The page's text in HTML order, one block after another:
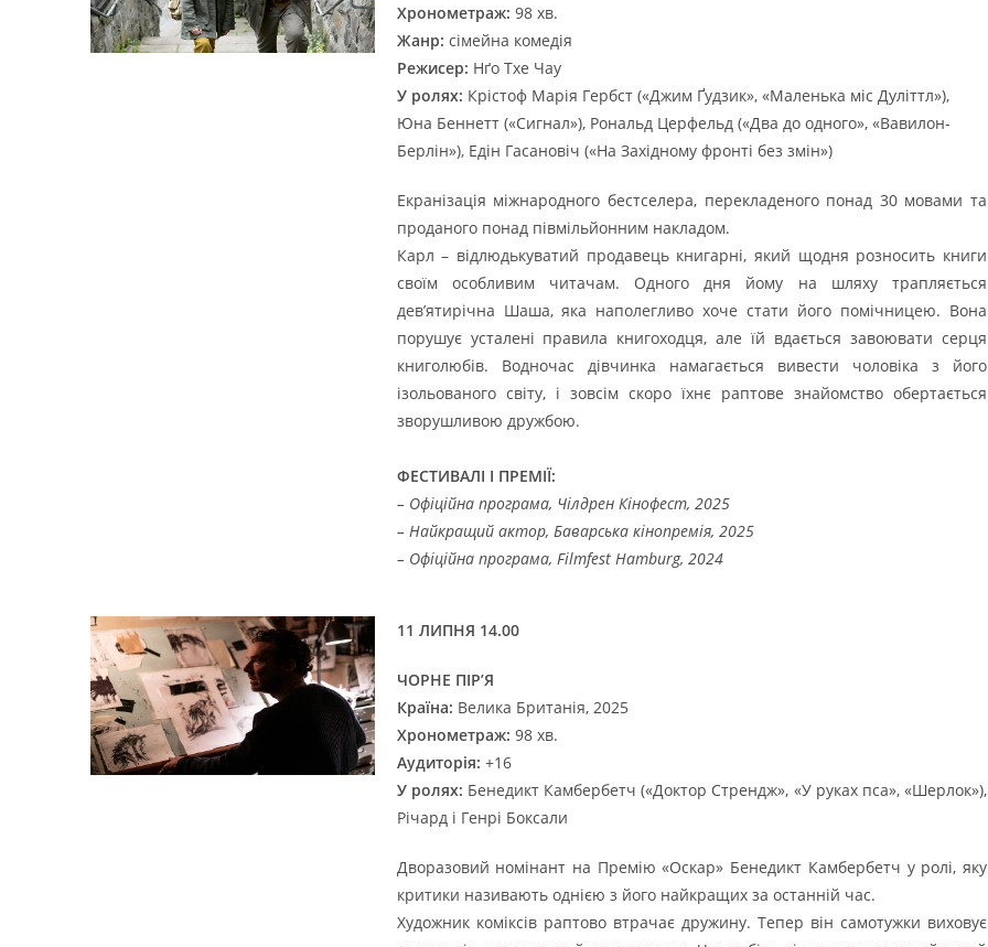
Хронометраж: 98 хв.
Жанр: сімейна комедія
Режисер: Нґо Тхе Чау
У ролях: Крістоф Марія Гербст («Джим Ґудзик», «Маленька міс Дуліттл»),
Юна Беннетт («Сигнал»), Рональд Церфельд («Два до одного», «Вавилон-
Берлін»), Едін Гасановіч («На Західному фронті без змін»)
Екранізація міжнародного бестселера, перекладеного понад 30 мовами та
проданого понад півмільйонним накладом.
Карл – відлюдькуватий продавець книгарні, який щодня розносить книги
своїм особливим читачам. Одного дня йому на шляху трапляється
дев’ятирічна Шаша, яка наполегливо хоче стати його помічницею. Вона
порушує усталені правила книгоходця, але їй вдається завоювати серця
книголюбів. Водночас дівчинка намагається вивести чоловіка з його
ізольованого світу, і зовсім скоро їхнє раптове знайомство обертається
зворушливою дружбою.
ФЕСТИВАЛІ І ПРЕМІЇ:
– Офіційна програма, Чілдрен Кінофест, 2025
– Найкращий актор, Баварська кінопремія, 2025
– Офіційна програма, Filmfest Hamburg, 2024
11 ЛИПНЯ 14.00
ЧОРНЕ ПІР’Я
Країна: Велика Британія, 2025
Хронометраж: 98 хв.
Аудиторія: +16
У ролях: Бенедикт Камбербетч («Доктор Стрендж», «У руках пса», «Шерлок»),
Річард і Генрі Боксали
Дворазовий номінант на Премію «Оскар» Бенедикт Камбербетч у ролі, яку
критики називають однією з його найкращих за останній час.
Художник коміксів раптово втрачає дружину. Тепер він самотужки виховує